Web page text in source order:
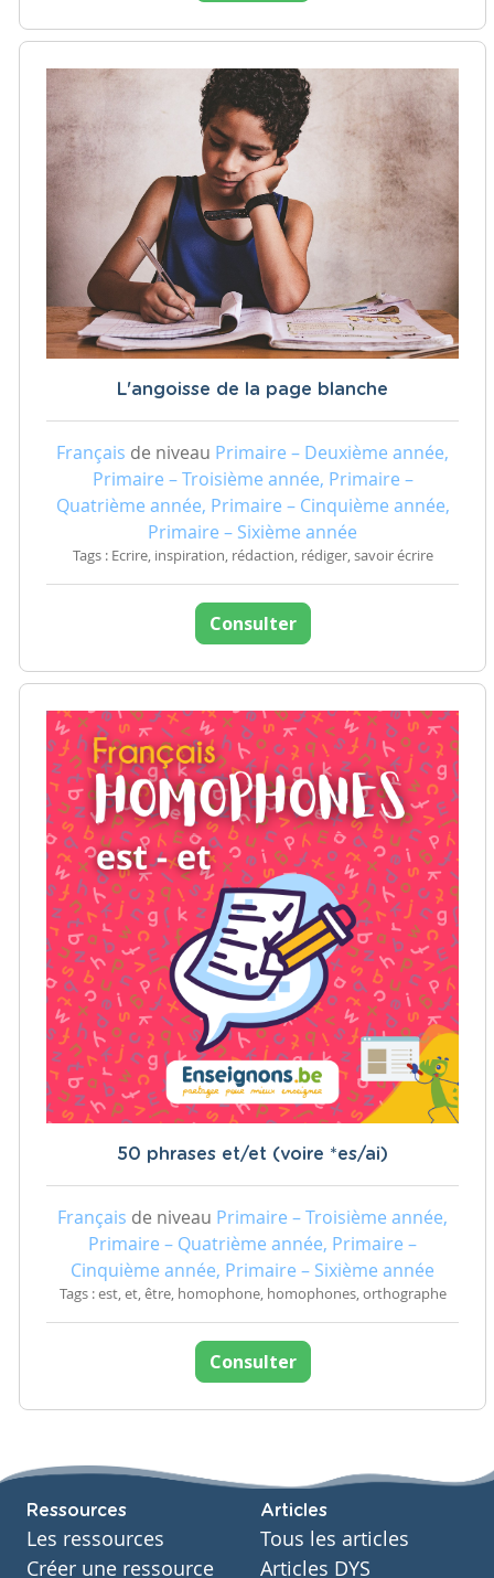
L'angoisse de la page blanche
Français de niveau Primaire – Deuxième année,
Primaire – Troisième année, Primaire –
Quatrième année, Primaire – Cinquième année,
Primaire – Sixième année
Tags : Ecrire, inspiration, rédaction, rédiger, savoir écrire
Consulter
50 phrases et/et (voire *es/ai)
Français de niveau Primaire – Troisième année,
Primaire – Quatrième année, Primaire –
Cinquième année, Primaire – Sixième année
Tags : est, et, être, homophone, homophones, orthographe
Consulter
Ressources
Les ressources
Créer une ressource
Articles
Tous les articles
Articles DYS